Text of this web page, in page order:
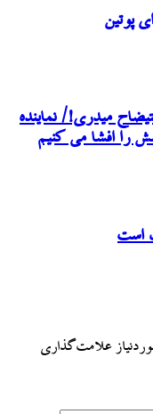
پوتین
پای استیضاح میدری!/ نماینده
را افشا می کنیم
است
علامت‌گذاری